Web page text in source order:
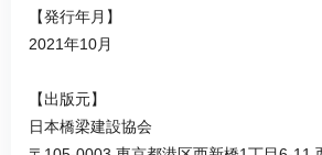
【発行年月】
2021年10月
【出版元】
日本橋梁建設協会